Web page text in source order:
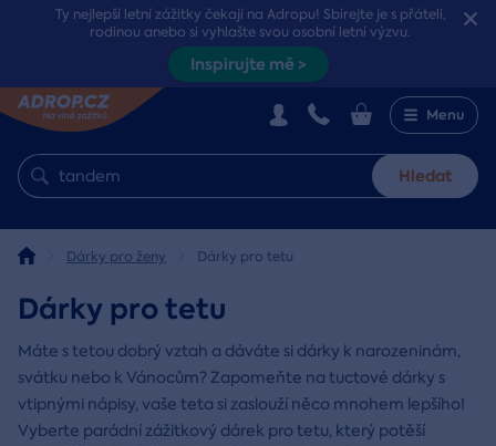
Ty nejlepší letní zážitky čekají na Adropu! Sbírejte je s přáteli,
rodinou anebo si vyhlašte svou osobní letní výzvu.
Inspirujte mě >
Menu
Hledat
Dárky pro ženy Dárky pro tetu
Dárky pro tetu
Máte s tetou dobrý vztah a dáváte si dárky k narozeninám,
svátku nebo k Vánocům? Zapomeňte na tuctové dárky s
vtipnými nápisy, vaše teta si zaslouží něco mnohem lepšího!
Vyberte parádní zážitkový dárek pro tetu, který potěší